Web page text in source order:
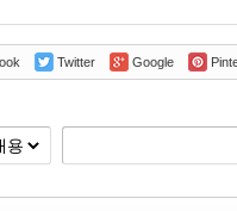
Twitter Google